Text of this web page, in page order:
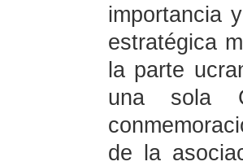
importancia
estratégica
la parte
una sola
de la